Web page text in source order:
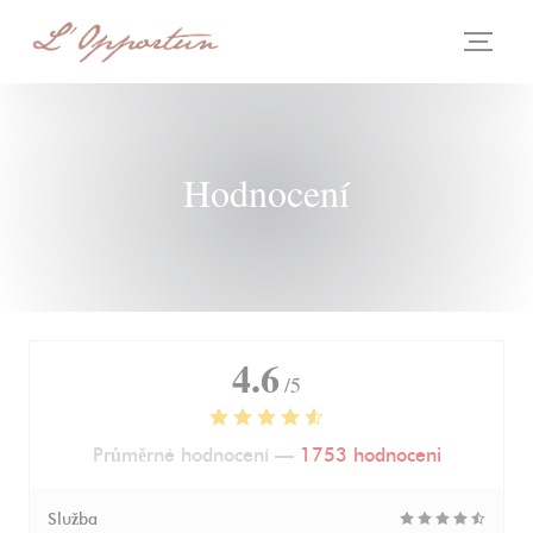
Hodnocení
4.6 /5
Průměrné hodnocení — 1753 hodnoceni
Služba